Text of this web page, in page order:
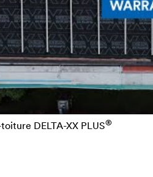
toiture DELTA-XX PLUS®